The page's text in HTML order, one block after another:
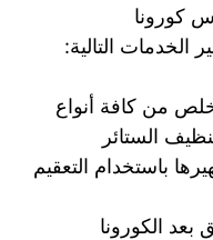
كورونا
الخدمات التالية:
من كافة أنواع
الستائر
باستخدام التعقيم
الكورونا